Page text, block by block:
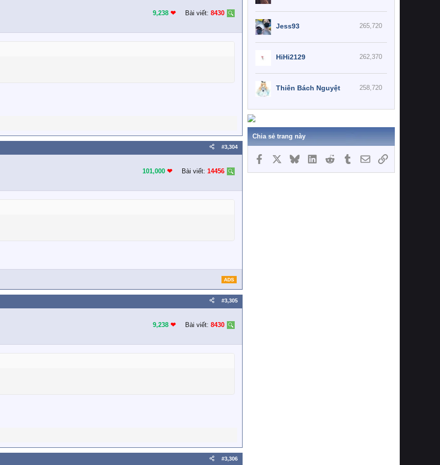
9,238 ❤︎ Bài viết: 8430
#3,304
101,000 ❤︎ Bài viết: 14456
ADS
#3,305
9,238 ❤︎ Bài viết: 8430
#3,306
265,720
Jess93
262,370
HiHi2129
258,720
Thiên Bách Nguyệt
Chia sẻ trang này
Facebook BlueskyLinkedInReddit TumblrEmailLink